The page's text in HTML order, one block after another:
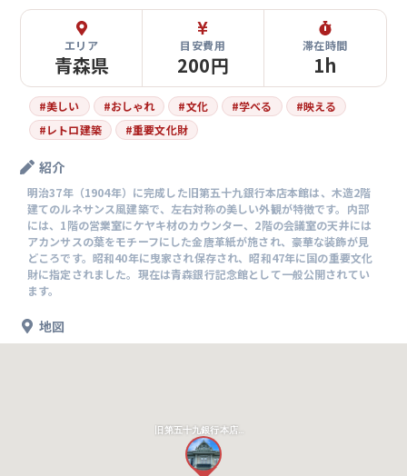
エリア
青森県
目安費用
200円
滞在時間
1h
#美しい #おしゃれ #文化 #学べる #映える
#レトロ建築 #重要文化財
紹介
明治37年（1904年）に完成した旧第五十九銀行本店本館は、木造2階
建てのルネサンス風建築で、左右対称の美しい外観が特徴です。内部
には、1階の営業室にケヤキ材のカウンター、2階の会議室の天井には
アカンサスの葉をモチーフにした金唐革紙が施され、豪華な装飾が見
どころです。昭和40年に曳家され保存され、昭和47年に国の重要文化
財に指定されました。現在は青森銀行記念館として一般公開されてい
ます。
地図
旧第五十九銀行本店本館